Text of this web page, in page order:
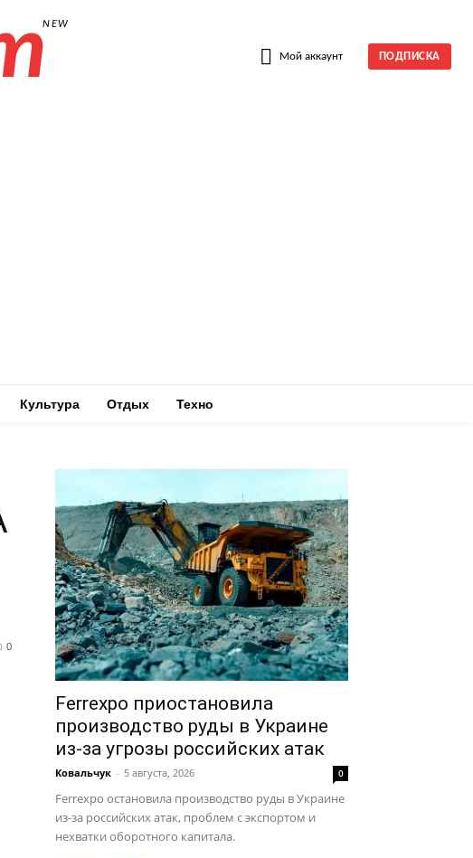
NEW
Мой аккаунт ПОДПИСКА
Культура Отдых Техно
0
Ferrexpo приостановила
производство руды в Украине
из-за угрозы российских атак
Ковальчук - 5 августа, 2026 0
Ferrexpo остановила производство руды в Украине
из-за российских атак, проблем с экспортом и
нехватки оборотного капитала.